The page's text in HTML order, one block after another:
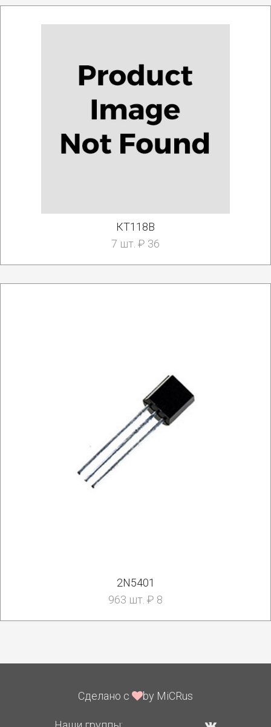
КТ118В
7 шт. ₽ 36
2N5401
963 шт. ₽ 8
Сделано с by MiCRus